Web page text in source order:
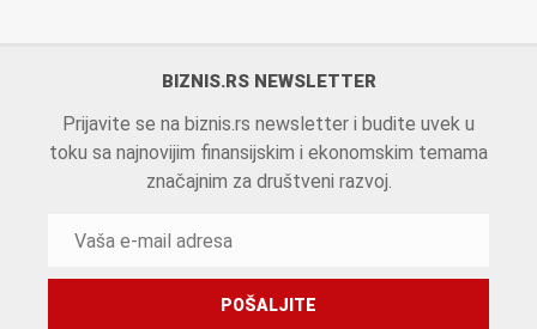
BIZNIS.RS NEWSLETTER
Prijavite se na biznis.rs newsletter i budite uvek u
toku sa najnovijim finansijskim i ekonomskim temama
značajnim za društveni razvoj.